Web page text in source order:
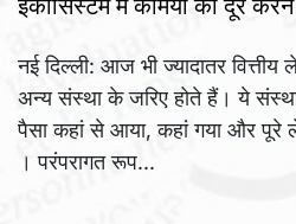
इकोसिस्टम में कमियों को दूर
नई दिल्ली: आज भी ज्यादातर
अन्य संस्था के जरिए होते हैं। ये
पैसा कहां से आया, कहां गया और पूरे
। परंपरागत रूप...